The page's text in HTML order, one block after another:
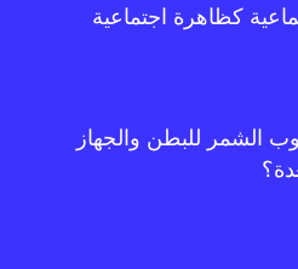
كظاهرة اجتماعية
الشمر للبطن والجهاز